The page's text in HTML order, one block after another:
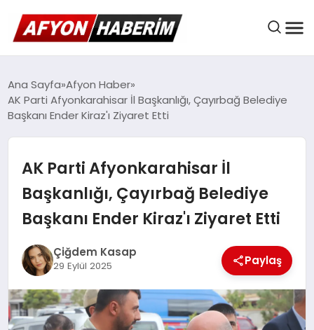
AFYON HABER
GÜNDEM
BELEDIYELER
DÜNYA
Ana Sayfa Afyon Haber
AK Parti Afyonkarahisar İl Başkanlığı, Çayırbağ Belediye
Başkanı Ender Kiraz'ı Ziyaret Etti
AK Parti Afyonkarahisar İl
Başkanlığı, Çayırbağ Belediye
Başkanı Ender Kiraz'ı Ziyaret Etti
Çiğdem Kasap
29 Eylül 2025 Paylaş